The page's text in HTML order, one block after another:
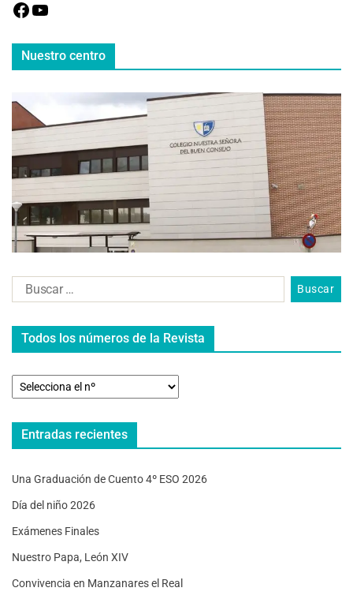
Nuestro centro
Todos los números de la Revista
Entradas recientes
Una Graduación de Cuento 4º ESO 2026
Día del niño 2026
Exámenes Finales
Nuestro Papa, León XIV
Convivencia en Manzanares el Real